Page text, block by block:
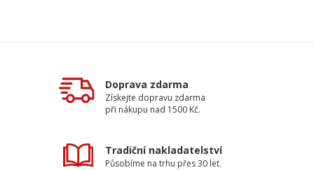
Doprava zdarma
Získejte dopravu zdarma
při nákupu nad 1500 Kč.
Tradiční nakladatelství
Působíme na trhu přes 30 let.